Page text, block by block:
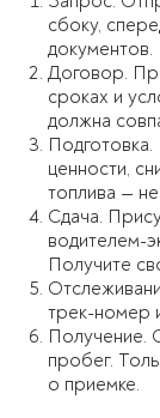
сбоку,
документов.
Договор.
сроках и
должна
ценности,
топлива —
Сдача.
водителем-
Получите
трек-номер
Получение.
пробег.
о приемке.